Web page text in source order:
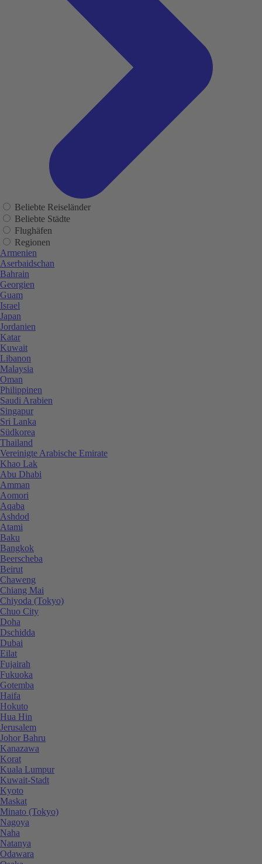
Beliebte Reiseländer
Beliebte Städte
Flughäfen
Regionen
Armenien
Aserbaidschan
Bahrain
Georgien
Guam
Israel
Japan
Jordanien
Katar
Kuwait
Libanon
Malaysia
Oman
Philippinen
Saudi Arabien
Singapur
Sri Lanka
Südkorea
Thailand
Vereinigte Arabische Emirate
Khao Lak
Abu Dhabi
Amman
Aomori
Aqaba
Ashdod
Atami
Baku
Bangkok
Beerscheba
Beirut
Chaweng
Chiang Mai
Chiyoda (Tokyo)
Chuo City
Doha
Dschidda
Dubai
Eilat
Fujairah
Fukuoka
Gotemba
Haifa
Hokuto
Hua Hin
Jerusalem
Johor Bahru
Kanazawa
Korat
Kuala Lumpur
Kuwait-Stadt
Kyoto
Maskat
Minato (Tokyo)
Nagoya
Naha
Natanya
Odawara